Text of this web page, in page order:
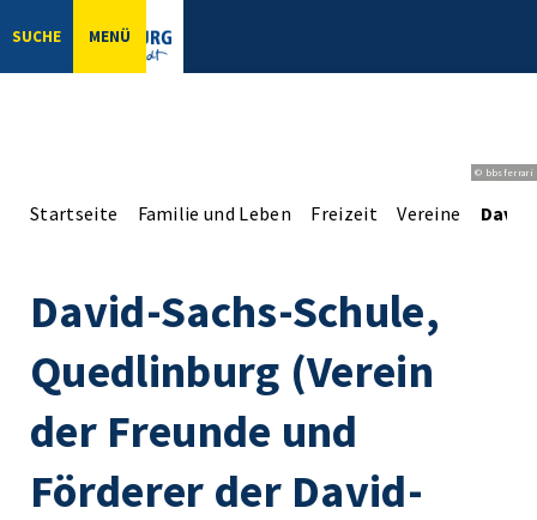
SUCHE MENÜ
© bbsferrari
Startseite Familie und Leben Freizeit Vereine
David-Sachs-Schule,
Quedlinburg (Verein
der Freunde und
Förderer der David-